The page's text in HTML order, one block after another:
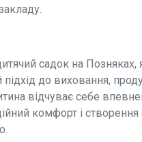
садок на
до виховання,
відчуває себе
комфорт і